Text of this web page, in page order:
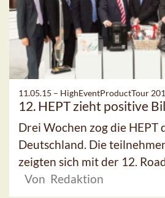
11.05.15 – HighEventProductTour
12. HEPT zieht positive
Drei Wochen zog die HEPT
Deutschland. Die
zeigten sich mit der 12.
Von Redaktion